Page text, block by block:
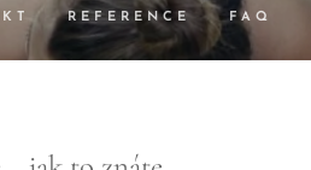
REFERENCE FAQ